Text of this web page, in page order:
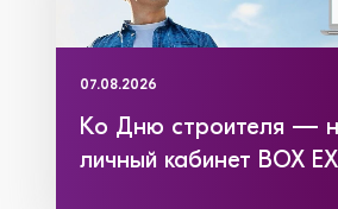
07.08.2026
Ко Дню строителя —
личный кабинет BOX